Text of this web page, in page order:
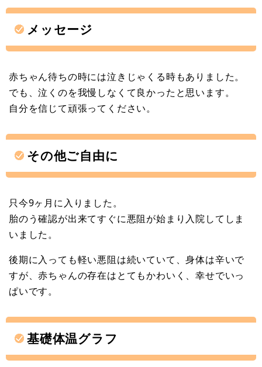
メッセージ
赤ちゃん待ちの時には泣きじゃくる時もありました。
でも、泣くのを我慢しなくて良かったと思います。
自分を信じて頑張ってください。
その他ご自由に
只今9ヶ月に入りました。
胎のう確認が出来てすぐに悪阻が始まり入院してしま
いました。
後期に入っても軽い悪阻は続いていて、身体は辛いで
すが、赤ちゃんの存在はとてもかわいく、幸せでいっ
ぱいです。
基礎体温グラフ